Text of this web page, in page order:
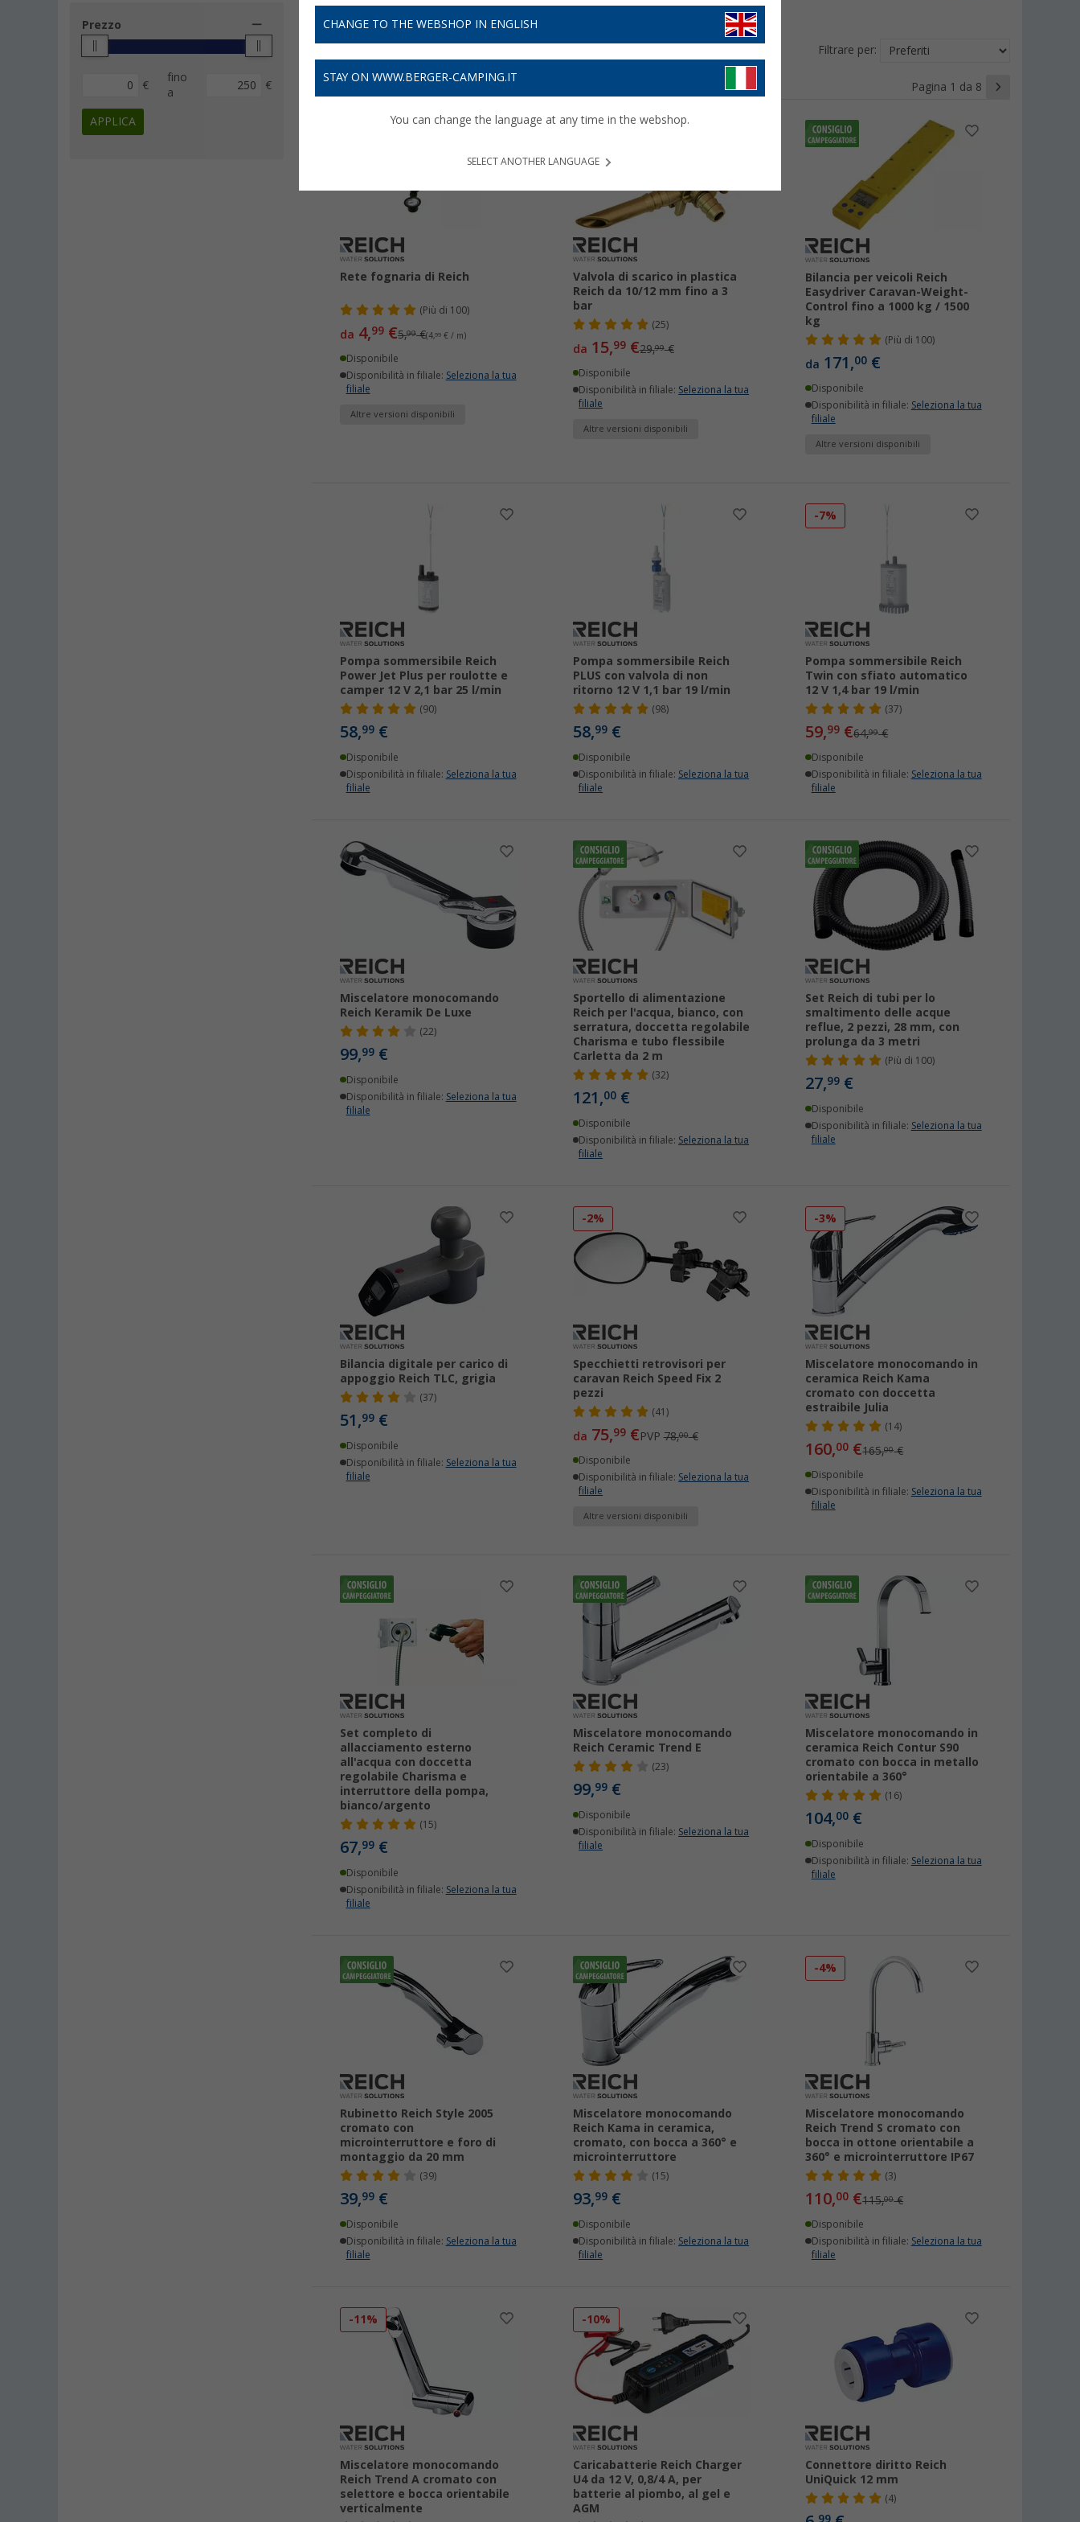
Prezzo
€
fino
a
€
APPLICA
più suReich...
Filtrare per:
Pagina 1 da 8
Rete fognaria di Reich
( Più di 100)
da 4,99 €5,99€(4,99 € / m)
Disponibile
Disponibilità in filiale: Seleziona la tua
filiale
Altre versioni disponibili
Valvola di scarico in plastica
Reich da 10/12 mm fino a 3
bar
(25)
da 15,99€29,99€
Disponibile
Disponibilità in filiale: Seleziona la tua
filiale
Altre versioni disponibili
Bilancia per veicoli Reich
Easydriver Caravan-Weight-
Control fino a 1000 kg / 1500
kg
( Più di 100)
da 171,00 €
Disponibile
Disponibilità in filiale: Seleziona la tua
filiale
Altre versioni disponibili
Pompa sommersibile Reich
Power Jet Plus per roulotte e
camper 12 V 2,1 bar 25 l/min
(90)
58,99 €
Disponibile
Disponibilità in filiale: Seleziona la tua
filiale
Pompa sommersibile Reich
PLUS con valvola di non
ritorno 12 V 1,1 bar 19 l/min
(98)
58,99€
Disponibile
Disponibilità in filiale: Seleziona la tua
filiale
-7%
Pompa sommersibile Reich
Twin con sfiato automatico
12 V 1,4 bar 19 l/min
(37)
59,99 €64,99€
Disponibile
Disponibilità in filiale: Seleziona la tua
filiale
Miscelatore monocomando
Reich Keramik De Luxe
(22)
99,99 €
Disponibile
Disponibilità in filiale: Seleziona la tua
filiale
Sportello di alimentazione
Reich per l'acqua, bianco, con
serratura, doccetta regolabile
Charisma e tubo flessibile
Carletta da 2 m
(32)
121,00€
Disponibile
Disponibilità in filiale: Seleziona la tua
filiale
Set Reich di tubi per lo
smaltimento delle acque
reflue, 2 pezzi, 28 mm, con
prolunga da 3 metri
( Più di 100)
27,99 €
Disponibile
Disponibilità in filiale: Seleziona la tua
filiale
Bilancia digitale per carico di
appoggio Reich TLC, grigia
(37)
51,99 €
Disponibile
Disponibilità in filiale: Seleziona la tua
filiale
-2%
Specchietti retrovisori per
caravan Reich Speed Fix 2
pezzi
(41)
da 75,99€PVP78,00€
Disponibile
Disponibilità in filiale: Seleziona la tua
filiale
Altre versioni disponibili
-3%
Miscelatore monocomando in
ceramica Reich Kama
cromato con doccetta
estraibile Julia
(14)
160,00 €165,00€
Disponibile
Disponibilità in filiale: Seleziona la tua
filiale
Set completo di
allacciamento esterno
all'acqua con doccetta
regolabile Charisma e
interruttore della pompa,
bianco/argento
(15)
67,99 €
Disponibile
Disponibilità in filiale: Seleziona la tua
filiale
Miscelatore monocomando
Reich Ceramic Trend E
(23)
99,99€
Disponibile
Disponibilità in filiale: Seleziona la tua
filiale
Miscelatore monocomando in
ceramica Reich Contur S90
cromato con bocca in metallo
orientabile a 360°
(16)
104,00 €
Disponibile
Disponibilità in filiale: Seleziona la tua
filiale
Rubinetto Reich Style 2005
cromato con
microinterruttore e foro di
montaggio da 20 mm
(39)
39,99 €
Disponibile
Disponibilità in filiale: Seleziona la tua
filiale
Miscelatore monocomando
Reich Kama in ceramica,
cromato, con bocca a 360° e
microinterruttore
(15)
93,99€
Disponibile
Disponibilità in filiale: Seleziona la tua
filiale
-4%
Miscelatore monocomando
Reich Trend S cromato con
bocca in ottone orientabile a
360° e microinterruttore IP67
(3)
110,00 €115,00€
Disponibile
Disponibilità in filiale: Seleziona la tua
filiale
-11%
Miscelatore monocomando
Reich Trend A cromato con
selettore e bocca orientabile
verticalmente
-10%
Caricabatterie Reich Charger
U4 da 12 V, 0,8/4 A, per
batterie al piombo, al gel e
AGM
Connettore diritto Reich
UniQuick 12 mm
(4)
99
CHANGE TO THE WEBSHOP IN ENGLISH
STAY ON WWW.BERGER-CAMPING.IT
You can change the language at any time in the webshop.
SELECT ANOTHER LANGUAGE